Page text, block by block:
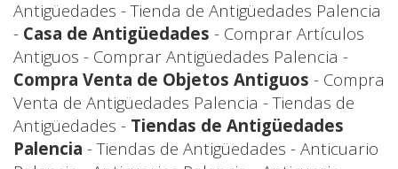
Antigüedades - Tienda de Antigüedades Palencia
- Casa de Antigüedades - Comprar Artículos
Antiguos - Comprar Antigüedades Palencia -
Compra Venta de Objetos Antiguos - Compra
Venta de Antigüedades Palencia - Tiendas de
Antigüedades - Tiendas de Antigüedades
Palencia - Tiendas de Antigüedades - Anticuario